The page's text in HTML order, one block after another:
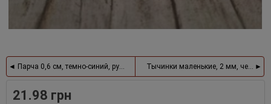
Парча 0,6 см, темно-синий, рулон 23 мТычинки маленькие, 2 мм, черные
21.98 грн